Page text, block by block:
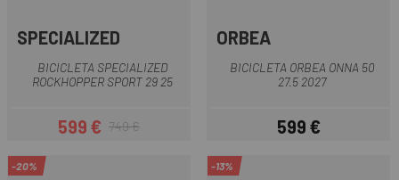
SPECIALIZED
BICICLETA SPECIALIZED
ROCKHOPPER SPORT 29 25
Precio
599 €Precio regular
749 €
ORBEA
BICICLETA ORBEA ONNA 50
27.5 2027
Precio
599 €
-20% -13%